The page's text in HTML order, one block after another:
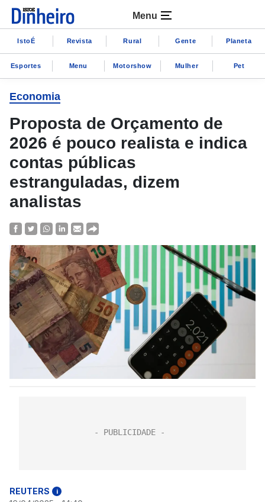
Menu
IstoÉ Revista Rural Gente Planeta
Esportes Menu Motorshow Mulher Pet
Economia
Proposta de Orçamento de
2026 é pouco realista e indica
contas públicas
estranguladas, dizem
analistas
REUTERS i